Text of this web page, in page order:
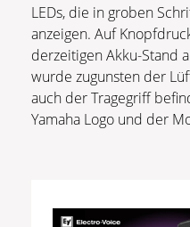
LEDs, die in groben
anzeigen. Auf
derzeitigen Akku-Stand
wurde zugunsten der
auch der Tragegriff
Yamaha Logo und der